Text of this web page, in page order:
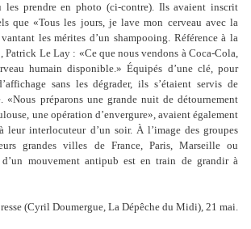
les prendre en photo (ci-contre). Ils avaient inscrit
que «Tous les jours, je lave mon cerveau avec la
les mérites d’un shampooing. Référence à la
Patrick Le Lay : «Ce que nous vendons à Coca-Cola,
humain disponible.» Équipés d’une clé, pour
’affichage sans les dégrader, ils s’étaient servis de
«Nous préparons une grande nuit de détournement
une opération d’envergure», avaient également
leur interlocuteur d’un soir. À l’image des groupes
grandes villes de France, Paris, Marseille ou
d’un mouvement antipub est en train de grandir à
(Cyril Doumergue, La Dépêche du Midi), 21 mai.